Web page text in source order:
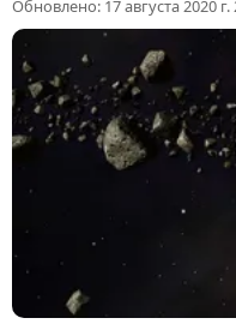
Обновлено: 17 августа 2020 г.